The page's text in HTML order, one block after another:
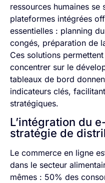
ressources humaines se
plateformes intégrées
essentielles : planning
congés, préparation de
Ces solutions
concentrer sur le
tableaux de bord
indicateurs clés,
stratégiques.
L’intégration du
stratégie de
Le commerce en ligne
dans le secteur
mêmes : 50% des